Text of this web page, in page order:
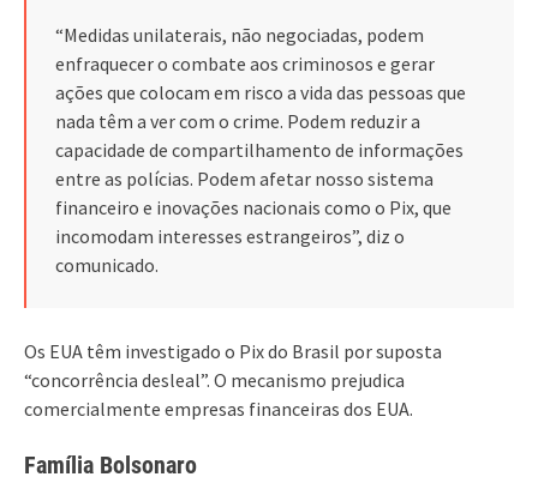
“Medidas unilaterais, não negociadas, podem
enfraquecer o combate aos criminosos e gerar
ações que colocam em risco a vida das pessoas que
nada têm a ver com o crime. Podem reduzir a
capacidade de compartilhamento de informações
entre as polícias. Podem afetar nosso sistema
financeiro e inovações nacionais como o Pix, que
incomodam interesses estrangeiros”, diz o
comunicado.
Os EUA têm investigado o Pix do Brasil por suposta
“concorrência desleal”. O mecanismo prejudica
comercialmente empresas financeiras dos EUA.
Família Bolsonaro